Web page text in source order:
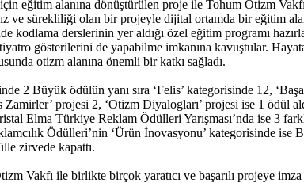
eğitim alanına dönüştürülen proje ile Tohum Otizm
ve sürekliliği olan bir projeyle dijital ortamda bir eğitim
kodlama derslerinin yer aldığı özel eğitim programı
gösterilerini de yapabilme imkanına kavuştular.
otizm alanına önemli bir katkı sağladı.
2 Büyük ödülün yanı sıra ‘Felis’ kategorisinde 12,
Zamirler’ projesi 2, ‘Otizm Diyalogları’ projesi ise 1 ödül
Elma Türkiye Reklam Ödülleri Yarışması’nda ise 3
Ödülleri’nin ‘Ürün İnovasyonu’ kategorisinde ise
zirvede kapattı.
Vakfı ile birlikte birçok yaratıcı ve başarılı projeye imza